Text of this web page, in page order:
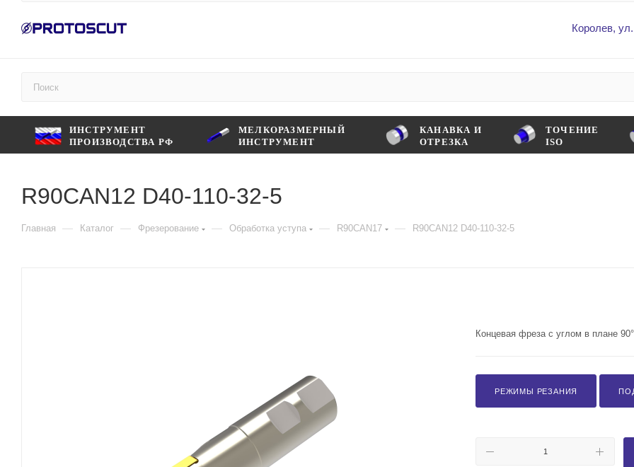
Королев,
ИНСТРУМЕНТ
ПРОИЗВОДСТВА РФ
МЕЛКОРАЗМЕРНЫЙ
ИНСТРУМЕНТ
КАНАВКА И
ОТРЕЗКА
ТОЧЕНИЕ
ISO
R90CAN12 D40-110-32-5
Главная — Каталог — Фрезерование — Обработка уступа — R90CAN17 — R90CAN12 D40-110-32-5
Концевая фреза с углом в плане
РЕЖИМЫ РЕЗАНИЯ